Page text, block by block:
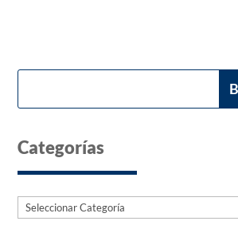
Categorías
Categorías